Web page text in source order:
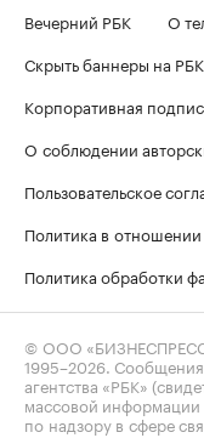
Вечерний РБК
О
Скрыть баннеры на РБК
Корпоративная
О соблюдении
Пользовательское
Политика в
Политика обработки
© ООО
1995–2026 .
агентства «РБК»
массовой
по надзору в сфере